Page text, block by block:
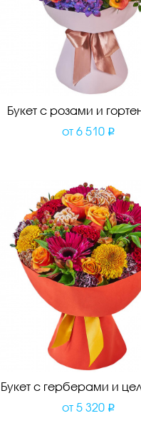
Букет с розами и
от 6 510
Букет с герберами и
от 5 320